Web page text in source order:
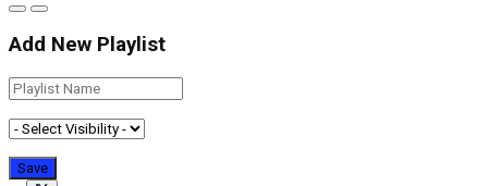
Add New Playlist